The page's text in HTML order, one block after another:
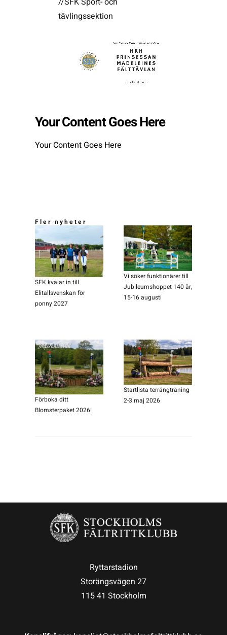
tävlingssektion
Your Content Goes Here
Your Content Goes Here
Fler nyheter
SFK kvalar in till
Elitallsvenskan för
ponny 2027
Vi söker funktionärer till
Jubileumshoppet 140 år,
15-16 augusti
Förboka ditt
Blomsterpaket 2026!
Startlista terrängträning
2-3 maj 2026
Ryttarstadion
Storängsvägen 27
115 41 Stockholm